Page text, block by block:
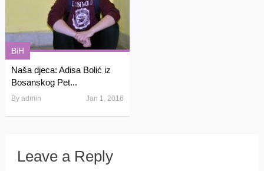
BiH
Naša djeca: Adisa Bolić iz
Bosanskog Pet...
By admin Jan 1, 2016
Leave a Reply